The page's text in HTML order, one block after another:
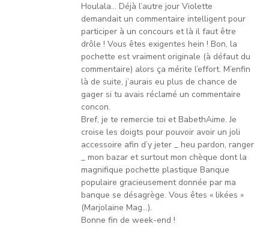
Houlala… Déjà l’autre jour Violette
demandait un commentaire intelligent pour
participer à un concours et là il faut être
drôle ! Vous êtes exigentes hein ! Bon, la
pochette est vraiment originale (à défaut du
commentaire) alors ça mérite l’effort. M’enfin
là de suite, j’aurais eu plus de chance de
gager si tu avais réclamé un commentaire
concon.
Bref, je te remercie toi et BabethAime. Je
croise les doigts pour pouvoir avoir un joli
accessoire afin d’y jeter _ heu pardon, ranger
_ mon bazar et surtout mon chèque dont la
magnifique pochette plastique Banque
populaire gracieusement donnée par ma
banque se désagrège. Vous êtes « likées »
(Marjolaine Mag…).
Bonne fin de week-end !